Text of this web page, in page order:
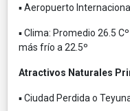
▪ Aeropuerto
▪ Clima: Promedio 26.5
más frío a 22.5º
Atractivos Naturales
▪ Ciudad Perdida o